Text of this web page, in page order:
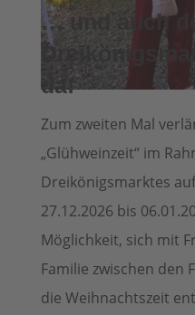
… und auch
da!
Zum zweiten Mal
„Glühweinzeit“ im
Dreikönigsmarktes
27.12.2026 bis
Möglichkeit, sich mit
Familie zwischen den
die Weihnachtszeit